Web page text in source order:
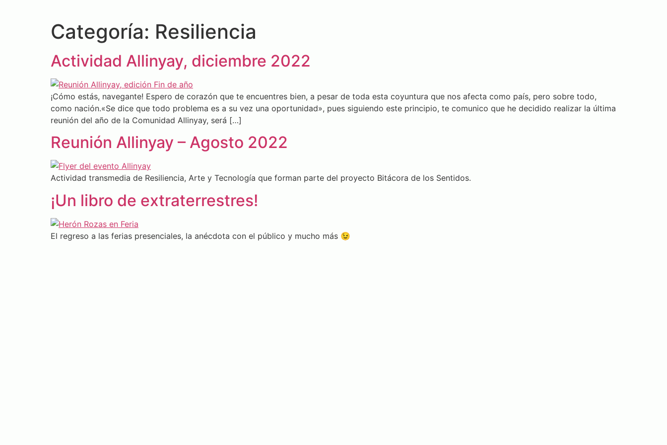
Categoría: Resiliencia
Actividad Allinyay, diciembre 2022
¡Cómo estás, navegante! Espero de corazón que te encuentres bien, a pesar de toda esta coyuntura que nos afecta como país, pero sobre todo,
como nación.«Se dice que todo problema es a su vez una oportunidad», pues siguiendo este principio, te comunico que he decidido realizar la última
reunión del año de la Comunidad Allinyay, será […]
Reunión Allinyay – Agosto 2022
Actividad transmedia de Resiliencia, Arte y Tecnología que forman parte del proyecto Bitácora de los Sentidos.
¡Un libro de extraterrestres!
El regreso a las ferias presenciales, la anécdota con el público y mucho más 😉